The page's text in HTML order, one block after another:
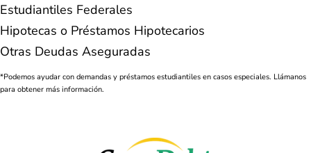
Estudiantiles Federales
Hipotecas o Préstamos Hipotecarios
Otras Deudas Aseguradas
*Podemos ayudar con demandas y préstamos estudiantiles en casos especiales. Llámanos
para obtener más información.